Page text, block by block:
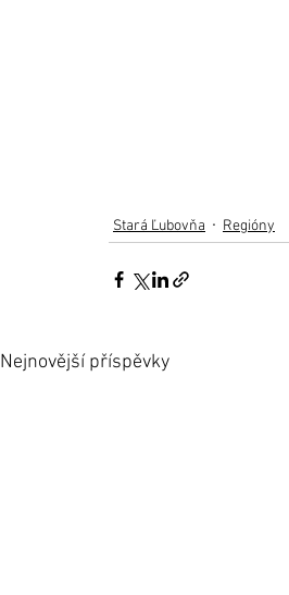
Stará Ľubovňa Regióny
Nejnovější příspěvky